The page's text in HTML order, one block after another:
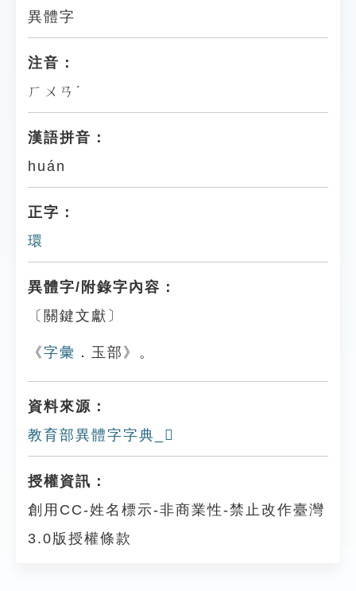
異體字
注音：
ㄏㄨㄢˊ
漢語拼音：
huán
正字：
環
異體字/附錄字內容：
〔關鍵文獻〕
《字彙 ．玉部》。
資料來源：
教育部異體字字典_𤨔
授權資訊：
創用CC-姓名標示-非商業性-禁止改作臺灣
3.0版授權條款